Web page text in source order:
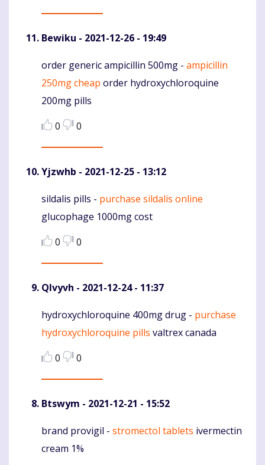
Bewiku - 2021-12-26 - 19:49
Komentaras
order generic ampicillin 500mg - ampicillin
250mg cheap order hydroxychloroquine
200mg pills
0
0
Yjzwhb - 2021-12-25 - 13:12
Komentaras
sildalis pills - purchase sildalis online
glucophage 1000mg cost
0
0
Qlvyvh - 2021-12-24 - 11:37
Komentaras
hydroxychloroquine 400mg drug - purchase
hydroxychloroquine pills valtrex canada
0
0
Btswym - 2021-12-21 - 15:52
Komentaras
brand provigil - stromectol tablets ivermectin
cream 1%